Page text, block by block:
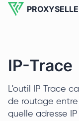
IP-Trace
L'outil IP Trace
de routage
quelle adresse